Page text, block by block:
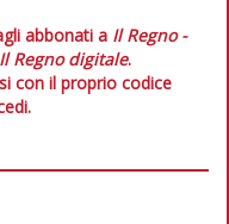
abbonati a Il Regno -
Il Regno digitale.
con il proprio codice